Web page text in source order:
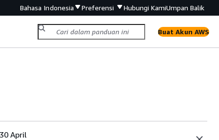
Bahasa Indonesia Preferensi Hubungi KamiUmpan Balik
Buat Akun AWS
April